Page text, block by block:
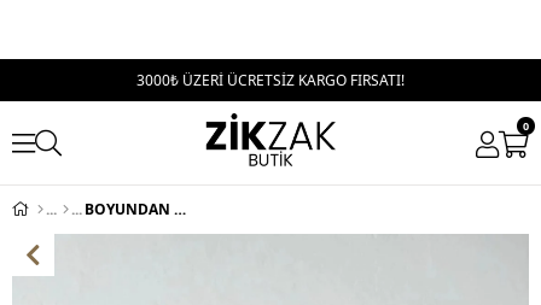
3000₺ ÜZERİ ÜCRETSİZ KARGO FIRSATI!
0
BOYUNDAN BAĞLAMALI UZUN SANDY ELBİSE BEYAZ